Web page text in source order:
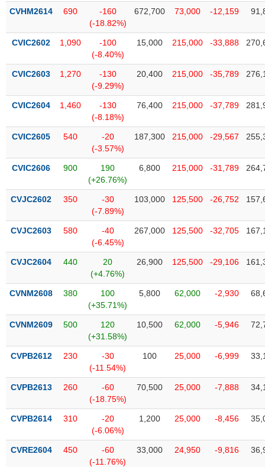
CVHM2614 690
-160
(-18.82%)
672,700 73,000 -12,159
CVIC2602 1,090
-100
(-8.40%)
15,000 215,000 -33,888
CVIC2603 1,270
-130
(-9.29%)
20,400 215,000 -35,789
CVIC2604 1,460
-130
(-8.18%)
76,400 215,000 -37,789
CVIC2605 540
-20
(-3.57%)
187,300 215,000 -29,567
CVIC2606 900
190
(+26.76%)
6,800 215,000 -31,789
CVJC2602 350
-30
(-7.89%)
103,000 125,500 -26,752
CVJC2603 580
-40
(-6.45%)
267,000 125,500 -32,705
CVJC2604 440
20
(+4.76%)
26,900 125,500 -29,106
CVNM2608 380
100
(+35.71%)
5,800 62,000 -2,930
CVNM2609 500
120
(+31.58%)
10,500 62,000 -5,946
CVPB2612 230
-30
(-11.54%)
100 25,000 -6,999
CVPB2613 260
-60
(-18.75%)
70,500 25,000 -7,888
CVPB2614 310
-20
(-6.06%)
1,200 25,000 -8,456
CVRE2604 450
-60
(-11.76%)
33,000 24,950 -9,816
TRUYỀN
ÍCH
ĐỘNG
chứng
khoán
Tất cả Cổ phiếu Chỉ số Chứng chỉ quỹ Chứng
Lãnh
(-)
Người nội bộ
tức
(-)
Bài
tác